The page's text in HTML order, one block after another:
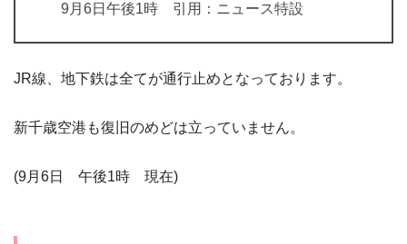
9月6日午後1時 引用：ニュース特設
JR線、地下鉄は全てが通行止めとなっております。
新千歳空港も復旧のめどは立っていません。
(9月6日 午後1時 現在)